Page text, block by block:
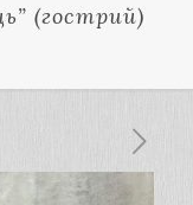
(гострий)